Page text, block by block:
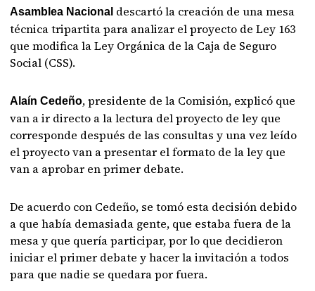
Asamblea Nacional descartó la creación de una mesa
técnica tripartita para analizar el proyecto de Ley 163
que modifica la Ley Orgánica de la Caja de Seguro
Social (CSS).
Alaín Cedeño, presidente de la Comisión, explicó que
van a ir directo a la lectura del proyecto de ley que
corresponde después de las consultas y una vez leído
el proyecto van a presentar el formato de la ley que
van a aprobar en primer debate.
De acuerdo con Cedeño, se tomó esta decisión debido
a que había demasiada gente, que estaba fuera de la
mesa y que quería participar, por lo que decidieron
iniciar el primer debate y hacer la invitación a todos
para que nadie se quedara por fuera.